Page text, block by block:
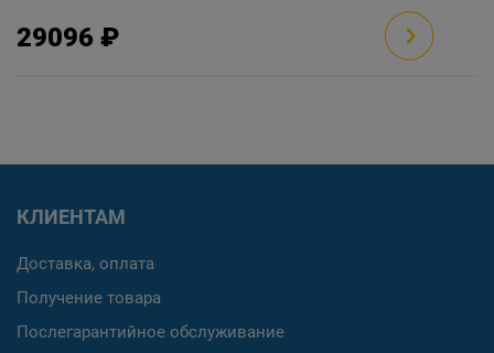
29096 ₽
КЛИЕНТАМ
Доставка, оплата
Получение товара
Послегарантийное обслуживание